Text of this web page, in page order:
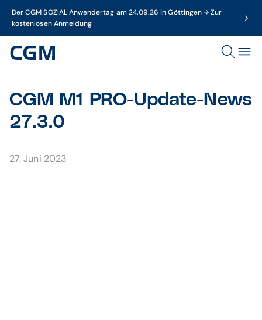
Der CGM SOZIAL Anwendertag am 24.09.26 in Göttingen → Zur
kostenlosen Anmeldung
CGM M1 PRO-Update-News
27.3.0
27. Juni 2023